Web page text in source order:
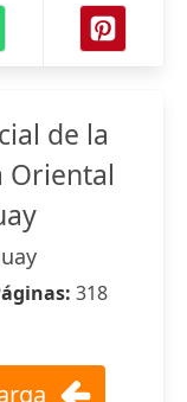
de la
Oriental
318